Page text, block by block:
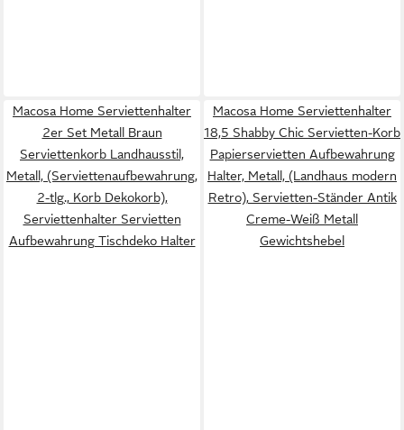
Macosa Home Serviettenhalter
2er Set Metall Braun
Serviettenkorb Landhausstil,
Metall, (Serviettenaufbewahrung,
2-tlg., Korb Dekokorb),
Serviettenhalter Servietten
Aufbewahrung Tischdeko Halter
Macosa Home Serviettenhalter
18,5 Shabby Chic Servietten-Korb
Papierservietten Aufbewahrung
Halter, Metall, (Landhaus modern
Retro), Servietten-Ständer Antik
Creme-Weiß Metall
Gewichtshebel